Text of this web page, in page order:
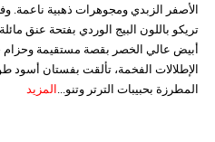
الأصفر الزبدي ومجوهرات ذهبية ناعمة.
تريكو باللون البيج الوردي بفتحة عنق
أبيض عالي الخصر بقصة مستقيمة وحزام
الإطلالات الفخمة، تألقت بفستان أسود
المطرزة بحبيبات الترتر وتنو...
المزيد